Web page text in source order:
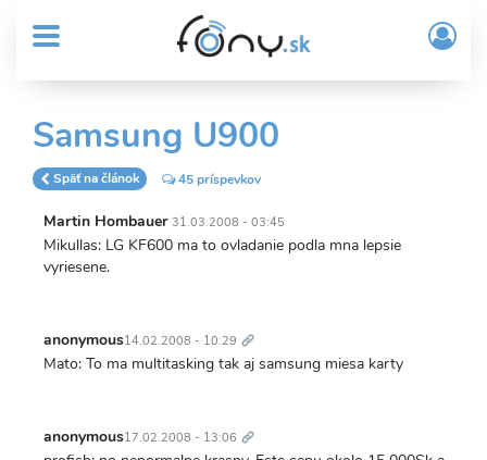
obsah
MENU
Sub
Header
menu
User
account
menu
/
Samsung U900
Späť na článok 45 príspevkov
Martin Hombauer 31.03.2008 - 03:45
Mikullas: LG KF600 ma to ovladanie podla mna lepsie
vyriesene.
anonymous14.02.2008 - 10:29 odkaz
Mato: To ma multitasking tak aj samsung miesa karty
anonymous17.02.2008 - 13:06 odkaz